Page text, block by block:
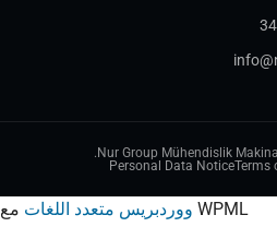
Terms
Personal Data Notice
ووردبريس متعدد اللغات مع WPML